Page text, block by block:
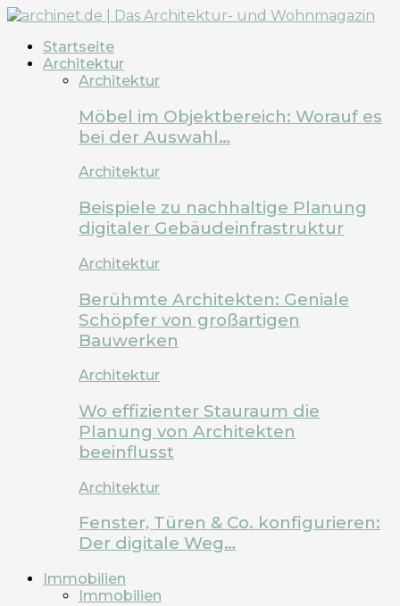
Startseite
Architektur
Architektur
Möbel im Objektbereich: Worauf es
bei der Auswahl…
Architektur
Beispiele zu nachhaltige Planung
digitaler Gebäudeinfrastruktur
Architektur
Berühmte Architekten: Geniale
Schöpfer von großartigen
Bauwerken
Architektur
Wo effizienter Stauraum die
Planung von Architekten
beeinflusst
Architektur
Fenster, Türen & Co. konfigurieren:
Der digitale Weg…
Immobilien
Immobilien